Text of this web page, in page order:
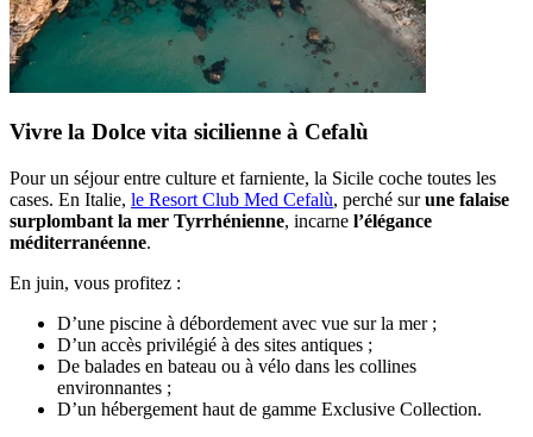
Vivre la Dolce vita sicilienne à Cefalù
Pour un séjour entre culture et farniente, la Sicile coche toutes les
cases. En Italie, le Resort Club Med Cefalù, perché surune falaise
surplombant la mer Tyrrhénienne, incarne l’élégance
méditerranéenne.
En juin, vous profitez :
D’une piscine à débordement avec vue sur la mer ;
D’un accès privilégié à des sites antiques ;
De balades en bateau ou à vélo dans les collines
environnantes ;
D’un hébergement haut de gamme Exclusive Collection.